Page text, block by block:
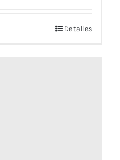
Detalles